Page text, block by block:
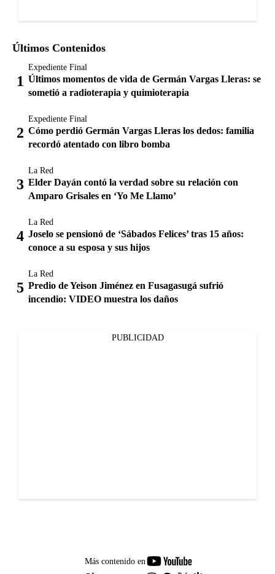
Últimos Contenidos
Expediente Final
Últimos momentos de vida de Germán Vargas Lleras: se
sometió a radioterapia y quimioterapia
Expediente Final
Cómo perdió Germán Vargas Lleras los dedos: familia
recordó atentado con libro bomba
La Red
Elder Dayán contó la verdad sobre su relación con
Amparo Grisales en ‘Yo Me Llamo’
La Red
Joselo se pensionó de ‘Sábados Felices’ tras 15 años:
conoce a su esposa y sus hijos
La Red
Predio de Yeison Jiménez en Fusagasugá sufrió
incendio: VIDEO muestra los daños
PUBLICIDAD
Más contenido en
youtube-